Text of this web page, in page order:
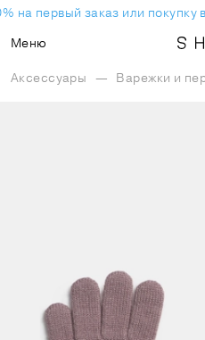
на первый заказ или
Меню
Аксессуары — Варежки и